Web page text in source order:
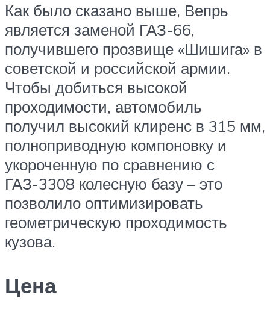
Как было сказано выше, Вепрь
является заменой ГАЗ-66,
получившего прозвище «Шишига» в
советской и российской армии.
Чтобы добиться высокой
проходимости, автомобиль
получил высокий клиренс в 315 мм,
полноприводную компоновку и
укороченную по сравнению с
ГАЗ-3308 колесную базу – это
позволило оптимизировать
геометрическую проходимость
кузова.
Цена